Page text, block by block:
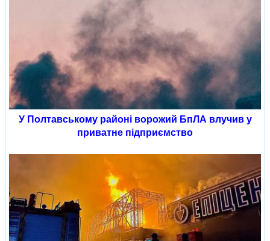
У Полтавському районі ворожий БпЛА влучив у
приватне підприємство